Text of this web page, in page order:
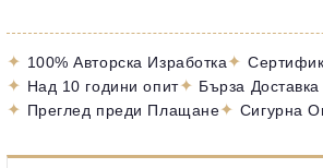
✦ 100% Авторска Изработка✦
✦ Над 10 години опит✦ Бърза
✦ Преглед преди Плащане✦ Сигурна